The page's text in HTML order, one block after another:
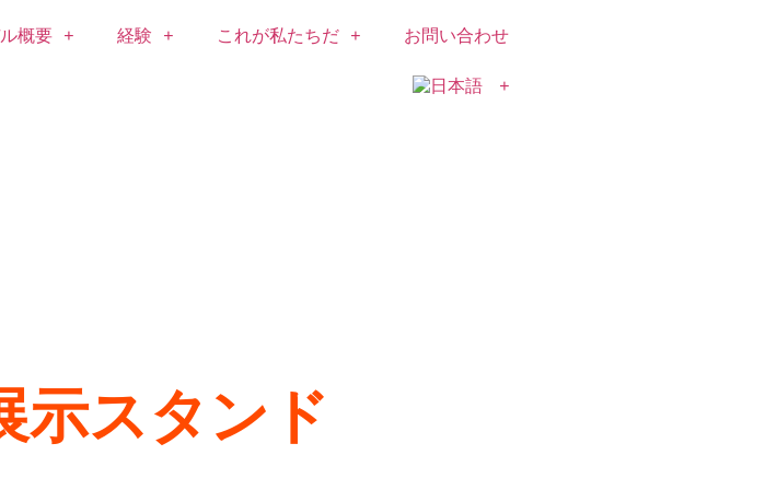
概要 経験 これが私たちだ お問い合わせ
示スタンド